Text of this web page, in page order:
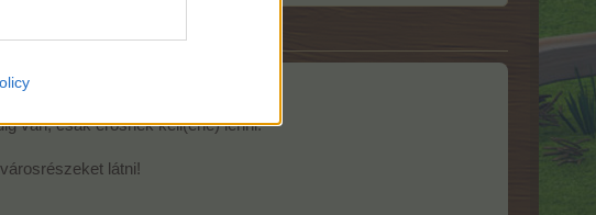
van, csak erősnek kell(ene) lenni.
látni!